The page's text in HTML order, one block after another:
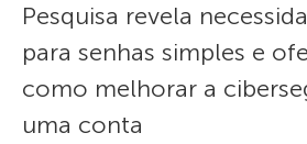
Pesquisa revela
para senhas simples e
como melhorar a
uma conta